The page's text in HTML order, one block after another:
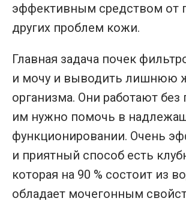
эффективным средством от
других проблем кожи.
Главная задача почек
и мочу и выводить лишнюю
организма. Они работают без
им нужно помочь в
функционировании. Очень
и приятный способ есть
которая на 90 % состоит из
обладает мочегонным